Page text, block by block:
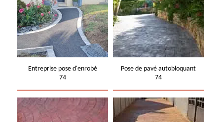
Entreprise pose d'enrobé
74
Pose de pavé autobloquant
74